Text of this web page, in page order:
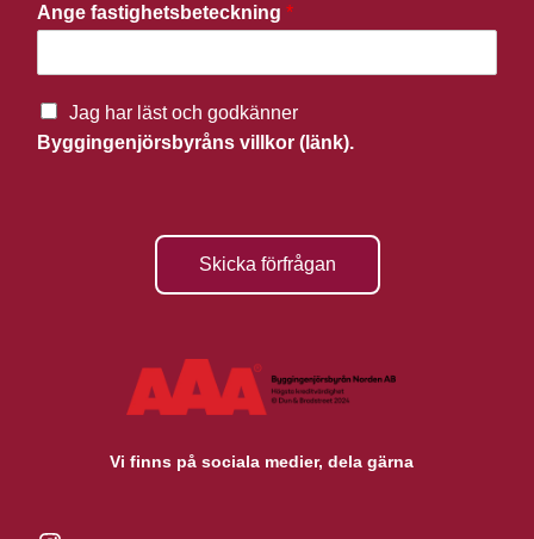
Ange fastighetsbeteckning *
Jag har läst och godkänner
Byggingenjörsbyråns villkor (länk).
Skicka förfrågan
Vi finns på sociala medier, dela gärna